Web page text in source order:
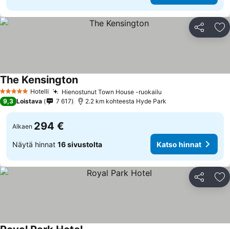
Jaa
5 Tähtiluokitus
Hotelli Hienostunut Town House -ruokailu
The KensingtonKatso hinnat
9,3 Loistava 7 617 2.2 km kohteesta Hyde Park
Alkaen 294 €
Näytä hinnat 16 sivustolta Katso hinnat
Jaa